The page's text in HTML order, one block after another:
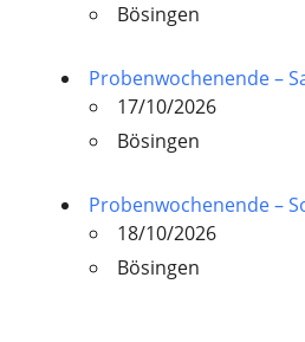
Bösingen
Probenwochenende –
17/10/2026
Bösingen
Probenwochenende –
18/10/2026
Bösingen